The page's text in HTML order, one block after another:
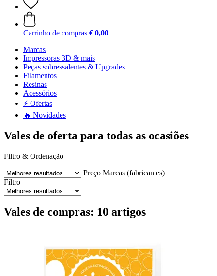
Carrinho de compras € 0,00
Marcas
Impressoras 3D & mais
Peças sobressalentes & Upgrades
Filamentos
Resinas
Acessórios
⚡ Ofertas
🔥 Novidades
Vales de oferta para todas as ocasiões
Filtro & Ordenação
Preço Marcas (fabricantes)
Filtro
Vales de compras: 10 artigos